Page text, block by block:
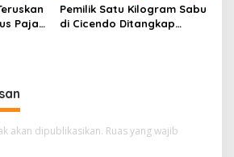
Pajak
Pemilik Satu Kilogram Sabu
di Cicendo Ditangkap
akan dipublikasikan. Ruas yang wajib